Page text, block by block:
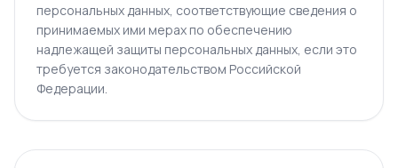
персональных данных, соответствующие сведения о
принимаемых ими мерах по обеспечению
надлежащей защиты персональных данных, если это
требуется законодательством Российской
Федерации.